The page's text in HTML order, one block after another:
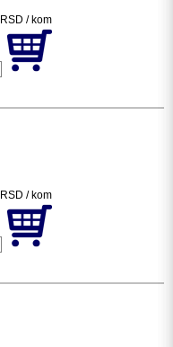
RSD / kom
RSD / kom